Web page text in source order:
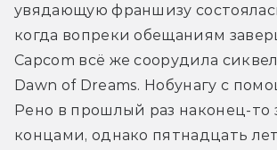
увядающую франшизу
когда вопреки обещаниям
Capcom всё же соорудила
Dawn of Dreams. Нобунагу с
Рено в прошлый раз наконец-то
концами, однако пятнадцать